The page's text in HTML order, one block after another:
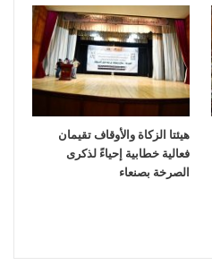
هيئتا الزكاة والأوقاف تقيمان
فعالية خطابية إحياءً لذكرى
الصرخة بصنعاء